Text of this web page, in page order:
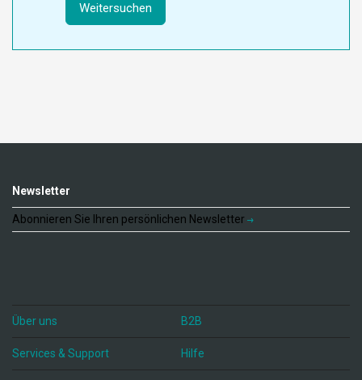
Weitersuchen
Newsletter
Abonnieren Sie Ihren persönlichen Newsletter
Über uns B2B
Services & Support Hilfe